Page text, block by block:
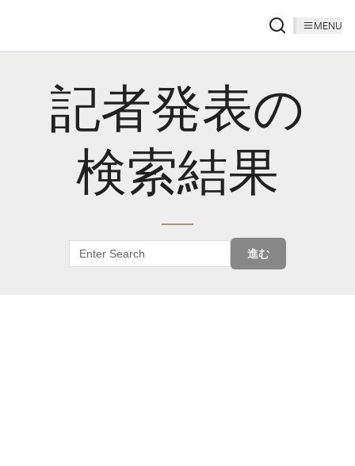
MENU
記者発表の
検索結果
進む